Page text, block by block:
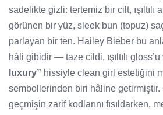
sadelikte gizli: tertemiz bir cilt, ışıltılı
görünen bir yüz, sleek bun (topuz)
parlayan bir ten. Hailey Bieber bu
hâli gibidir — taze cildi, ışıltılı gloss’u
luxury” hissiyle clean girl estetiğini
sembollerinden biri hâline getirmiştir.
geçmişin zarif kodlarını fısıldarken,